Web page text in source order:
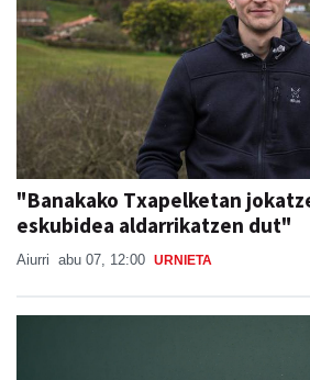
"Banakako Txapelketan
eskubidea aldarrikatzen dut"
Aiurri abu 07, 12:00 URNIETA